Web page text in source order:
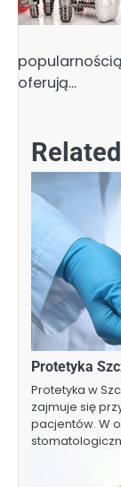
oferują…
Protetyka
Protetyka w
zajmuje się
pacjentów. W